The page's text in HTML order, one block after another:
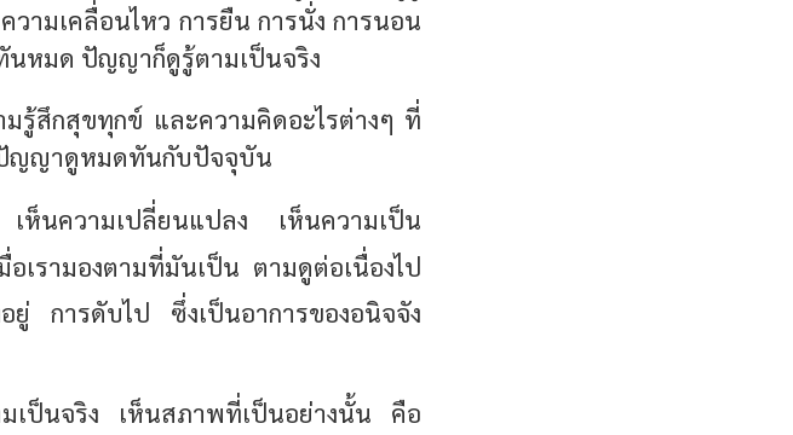
วามเคลื่อนไหว การยืน การนั่ง การนอน
นหมด ปัญญาก็ดูรู้ตามเป็นจริง
มรู้สึกสุขทุกข์ และความคิดอะไรต่างๆ ที่
ปัญญาดูหมดทันกับปัจจุบัน
ห็นความเปลี่ยนแปลง เห็นความเป็น
เรามองตามที่มันเป็น ตามดูต่อเนื่องไป
ยู่ การดับไป ซึ่งเป็นอาการของอนิจจัง
มเป็นจริง เห็นสภาพที่เป็นอย่างนั้น คือ